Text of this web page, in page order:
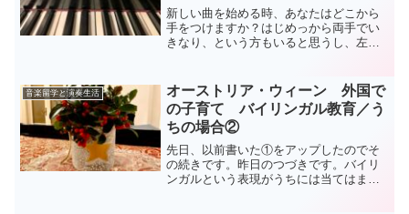
か？
新しい曲を始める時、あなたはどこから
手をつけますか？はじめっから両手でい
きなり、という方もいると思うし、左右
然変わってきます。音大を卒業して、か
なりの曲をこなしてきた人...
音楽留学と演奏生活
オーストリア・ウィーン 外国で
の子育て バイリンガル教育／う
ちの場合②
先日、以前書いた①をアップしたのでそ
の続きです。昨日のつづきです。バイリ
ンガルという表現がうちには当てはまり